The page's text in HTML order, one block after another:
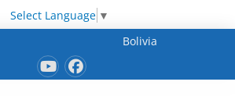
Select Language ▼
Bolivia